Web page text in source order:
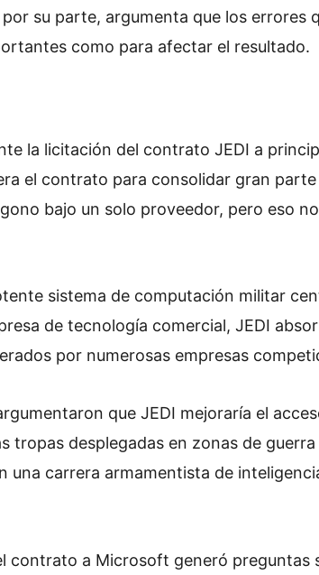
su parte, argumenta que los errores
como para afectar el resultado.
la licitación del contrato JEDI a
el contrato para consolidar gran
bajo un solo proveedor, pero eso
sistema de computación militar
de tecnología comercial, JEDI
por numerosas empresas
que JEDI mejoraría el
tropas desplegadas en zonas de
una carrera armamentista de
contrato a Microsoft generó preguntas